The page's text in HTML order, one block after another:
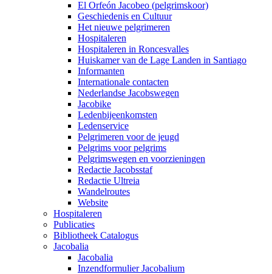
El Orfeón Jacobeo (pelgrimskoor)
Geschiedenis en Cultuur
Het nieuwe pelgrimeren
Hospitaleren
Hospitaleren in Roncesvalles
Huiskamer van de Lage Landen in Santiago
Informanten
Internationale contacten
Nederlandse Jacobswegen
Jacobike
Ledenbijeenkomsten
Ledenservice
Pelgrimeren voor de jeugd
Pelgrims voor pelgrims
Pelgrimswegen en voorzieningen
Redactie Jacobsstaf
Redactie Ultreia
Wandelroutes
Website
Hospitaleren
Publicaties
Bibliotheek Catalogus
Jacobalia
Jacobalia
Inzendformulier Jacobalium